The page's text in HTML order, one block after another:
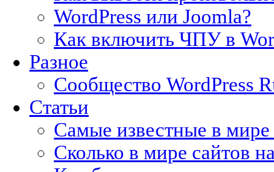
WordPress или Joomla?
Как включить ЧПУ в
Разное
Сообщество WordPress
Статьи
Самые известные в
Сколько в мире сайтов